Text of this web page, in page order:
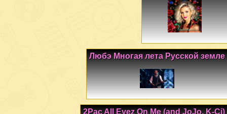
Любэ Многая лета Русской земле
2Pac All Eyez On Me (and JoJo, K-Ci)